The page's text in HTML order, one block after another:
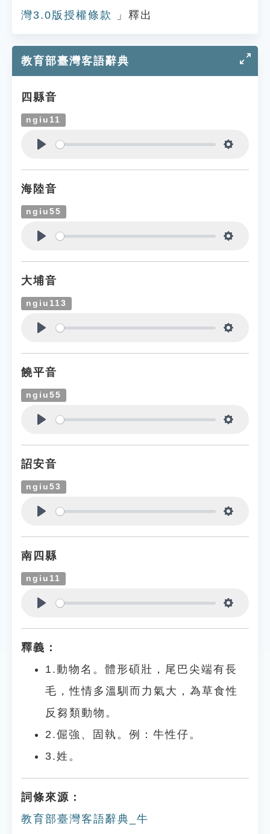
灣3.0版授權條款
」釋出
教育部臺灣客語辭典
四縣音
ngiu11
海陸音
ngiu55
大埔音
ngiu113
饒平音
ngiu55
詔安音
ngiu53
南四縣
ngiu11
釋義：
1.動物名。體形碩壯，尾巴尖端有長
毛，性情多溫馴而力氣大，為草食性
反芻類動物。
2.倔強、固執。例：牛性仔。
3.姓。
詞條來源：
教育部臺灣客語辭典_牛